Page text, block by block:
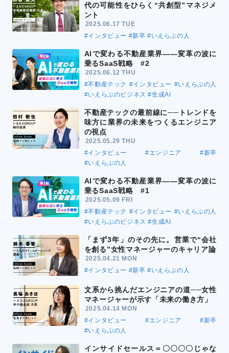
代の可能性をひらく“共創型”マネジメ
ント
2025.06.17 TUE
#インタビュー #新卒 #いえらぶの人
AIで変わる不動産業界――変革の波に
乗るSaaS戦略 #2
2025.06.12 THU
#不動産テック #インタビュー #いえらぶの人
#いえらぶのビジネス #生成AI
不動産テックの最前線に──トレンドを
味方に業界の未来をつくるエンジニア
の視点
2025.05.29 THU
#インタビュー
#エンジニア
#新卒
#いえらぶの人
AIで変わる不動産業界――変革の波に
乗るSaaS戦略 #1
2025.05.09 FRI
#不動産テック #インタビュー #いえらぶの人
#いえらぶのビジネス #生成AI
「まず3年」のその先に。営業で“会社
を創る”女性マネージャーのキャリア論
2025.04.21 MON
#インタビュー #新卒 #いえらぶの人
文系から挑んだエンジニアの道──女性
マネージャーが示す「未来の働き方」
2025.04.14 MON
#インタビュー
#エンジニア
#新卒
#いえらぶの人
インサイドセールス＝〇〇〇〇じゃな